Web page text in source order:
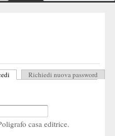
(scheda attiva)
Richiedi nuova password
casa editrice.